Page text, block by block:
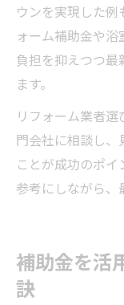
ウンを実現した
ォーム補助金や
負担を抑えつつ
ます。
リフォーム業者
門会社に相談し
ことが成功のポ
参考にしながら、
補助金を活
訣